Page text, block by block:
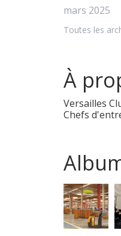
mars 2025
Toutes les
À
Versailles
Chefs